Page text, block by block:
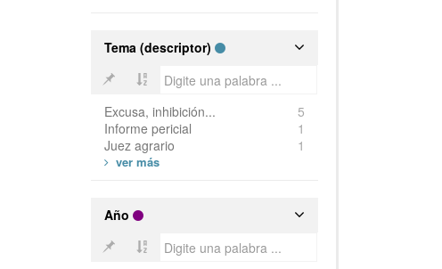
Tema (descriptor)
Excusa, inhibición...
5
Informe pericial
1
Juez agrario
1
Año